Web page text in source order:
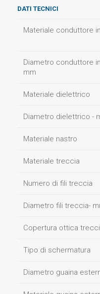
DATI TECNICI
Materiale conduttore
Diametro conduttore
mm
Materiale dielettrico
Diametro dielettrico -
Materiale nastro
Materiale treccia
Numero di fili treccia
Diametro fili treccia-
Copertura ottica
Tipo di schermatura
Diametro guaina